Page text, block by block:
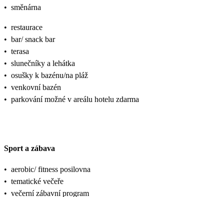
• směnárna
• restaurace
• bar/ snack bar
• terasa
• slunečníky a lehátka
• osušky k bazénu/na pláž
• venkovní bazén
• parkování možné v areálu hotelu zdarma
Sport a zábava
• aerobic/ fitness posilovna
• tematické večeře
• večerní zábavní program